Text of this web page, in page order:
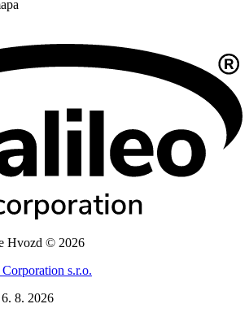
Hvozd © 2026
s.r.o.
8. 2026